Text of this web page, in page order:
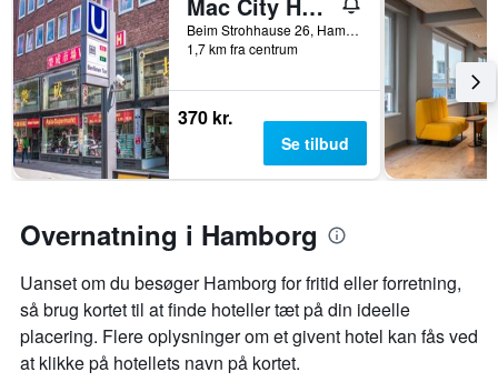
Beim Strohhause 26, Hamborg, Hamburg, Tyskland
1,7 km fra centrum
370 kr.
Se tilbud
Overnatning i Hamborg
Uanset om du besøger Hamborg for fritid eller forretning,
så brug kortet til at finde hoteller tæt på din ideelle
placering. Flere oplysninger om et givent hotel kan fås ved
at klikke på hotellets navn på kortet.